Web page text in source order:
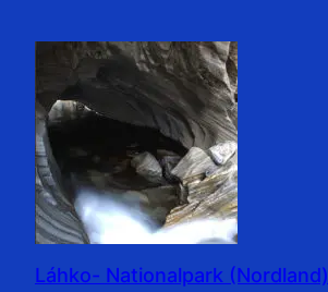
Láhko- Nationalpark (Nordland)